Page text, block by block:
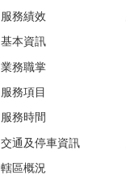
服務績效
基本資訊
業務職掌
服務項目
服務時間
交通及停車資訊
轄區概況